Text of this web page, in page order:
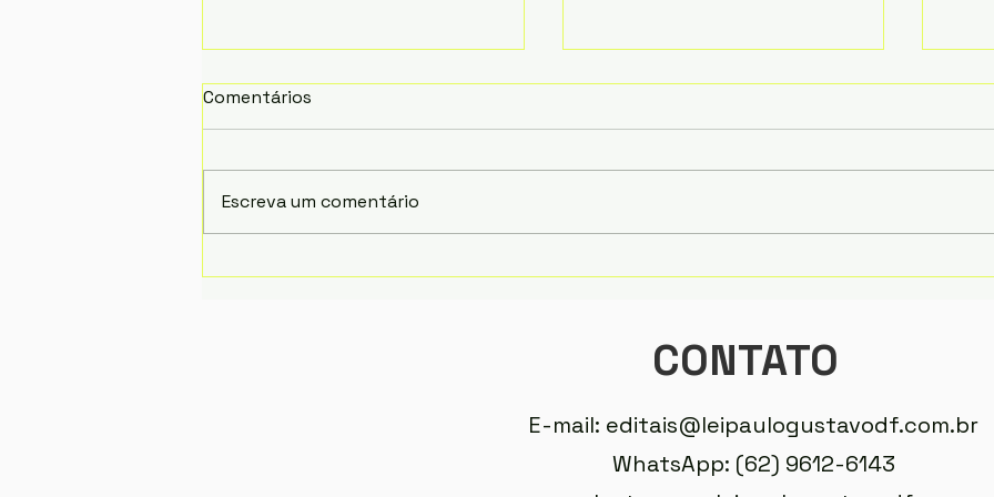
música no DF
Comentários
Escreva um comentário
CONTATO
E-mail: editais@leipaulogustavodf.com.br
WhatsApp: (62) 9612-6143